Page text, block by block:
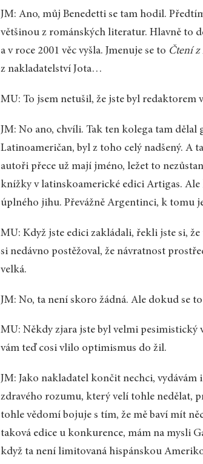
JM: Ano, můj Benedetti se tam hodil.
většinou z románských literatur. Hlavně to
a v roce 2001 věc vyšla. Jmenuje se to Čtení z
z nakladatelství Jota…
MU: To jsem netušil, že jste byl redaktorem
JM: No ano, chvíli. Tak ten kolega tam
Latinoameričan, byl z toho celý nadšený. A
autoři přece už mají jméno, ležet to
knížky v latinskoamerické edici Artigas.
úplného jihu. Převážně Argentinci, k tomu
MU: Když jste edici zakládali, řekli jste si,
si nedávno postěžoval, že návratnost
velká.
JM: No, ta není skoro žádná. Ale dokud se
MU: Někdy zjara jste byl velmi pesimistický
vám teď cosi vlilo optimismus do žil.
JM: Jako nakladatel končit nechci, vydávám
zdravého rozumu, který velí tohle nedělat,
tohle vědomí bojuje s tím, že mě baví mít
taková edice u konkurence, mám na mysli
když ta není limitovaná hispánskou